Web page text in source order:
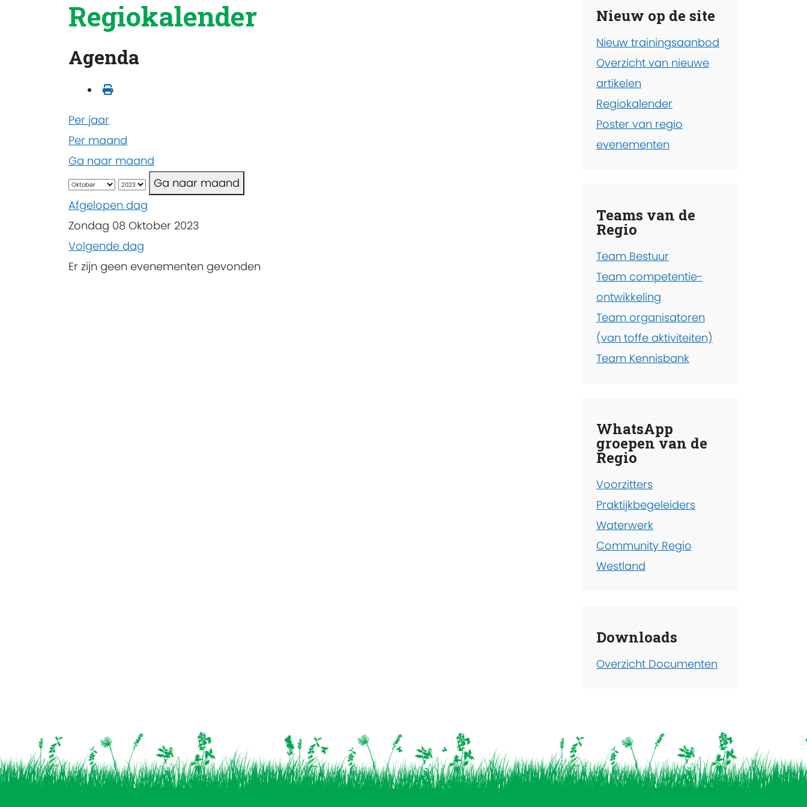
Regiokalender
Agenda
Per jaar
Per maand
Ga naar maand
Ga naar maand
Afgelopen dag
Zondag 08 Oktober 2023
Volgende dag
Er zijn geen evenementen gevonden
Nieuw op de site
Nieuw trainingsaanbod
Overzicht van nieuwe
artikelen
Regiokalender
Poster van regio
evenementen
Teams van de
Regio
Team Bestuur
Team competentie-
ontwikkeling
Team organisatoren
(van toffe aktiviteiten)
Team Kennisbank
WhatsApp
groepen van de
Regio
Voorzitters
Praktijkbegeleiders
Waterwerk
Community Regio
Westland
Downloads
Overzicht Documenten